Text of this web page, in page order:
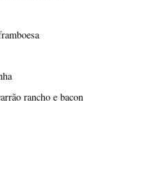
rancho e bacon